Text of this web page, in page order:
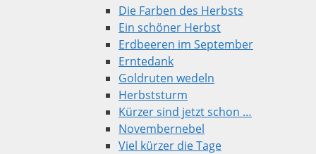
Die Farben des Herbsts
Ein schöner Herbst
Erdbeeren im September
Erntedank
Goldruten wedeln
Herbststurm
Kürzer sind jetzt schon …
Novembernebel
Viel kürzer die Tage